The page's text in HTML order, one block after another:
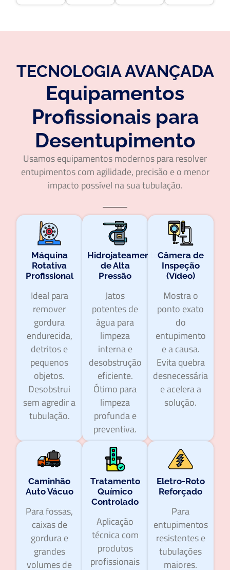
TECNOLOGIA AVANÇADA
Equipamentos
Profissionais para
Desentupimento
Usamos equipamentos modernos para resolver
entupimentos com agilidade, precisão e o menor
impacto possível na sua tubulação.
Máquina
Rotativa
Profissional
Ideal para
remover
gordura
endurecida,
detritos e
pequenos
objetos.
Desobstrui
sem agredir a
tubulação.
Hidrojateamento
de Alta
Pressão
Jatos
potentes de
água para
limpeza
interna e
desobstrução
eficiente.
Ótimo para
limpeza
profunda e
preventiva.
Câmera de
Inspeção
(Vídeo)
Mostra o
ponto exato
do
entupimento
e a causa.
Evita quebra
desnecessária
e acelera a
solução.
Caminhão
Auto Vácuo
Para fossas,
caixas de
gordura e
grandes
volumes de
Tratamento
Químico
Controlado
Aplicação
técnica com
produtos
profissionais
Eletro-Roto
Reforçado
Para
entupimentos
resistentes e
tubulações
maiores.